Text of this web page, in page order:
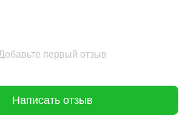
первый отзыв
Написать отзыв